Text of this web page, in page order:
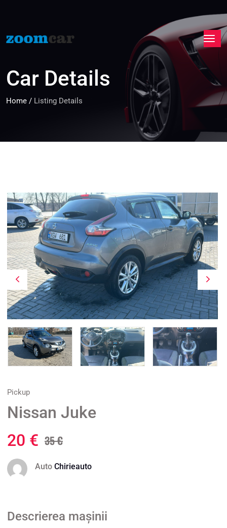
Car Details
Home / Listing Details
Pickup
Nissan Juke
20 € 35 €
Auto Chirieauto
Descrierea mașinii